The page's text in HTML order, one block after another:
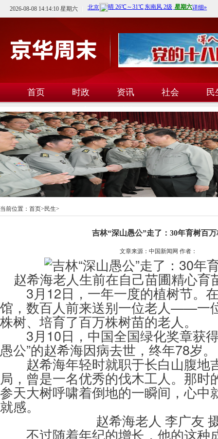
2026-08-08 14:14:10 星期六
首页 时政 资讯 社会
民
文教
卫生 科技
当前位置： 首页> 民生>
吉林“深山愚公”走了：30年育树百
文章来源：中国新闻网 作者：
赵希海老人生前在自己苗圃精心
3月12日，一年一度的植树节。
馆，数百人前来送别一位老人——一
株树、培育了百万株树苗的老人。
3月10日，中国全国绿化奖章获得
愚公”的赵希海因病去世，终年78岁。
赵希海年轻时就职于长白山腹地
局，曾是一名优秀的伐木工人。那时
参天大树呼啸着倒地的一瞬间，心中
就感。
赵希海老人 李广友
不过随着年纪的增长，他的这种